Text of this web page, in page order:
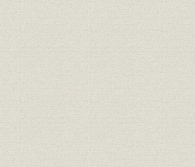
海外部長宅
ロンドン
ブレア会見に誘い
編集局中央
「出番だ」
増える弁当